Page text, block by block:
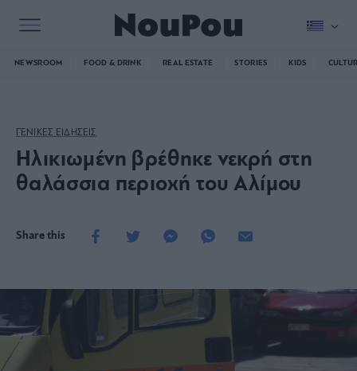
NEWSROOM FOOD & DRINK REAL ESTATE STORIES KIDS
ΓΕΝΙΚΕΣ ΕΙΔΗΣΕΙΣ
Ηλικιωμένη βρέθηκε νεκρή στη
θαλάσσια περιοχή του Αλίμου
Share this